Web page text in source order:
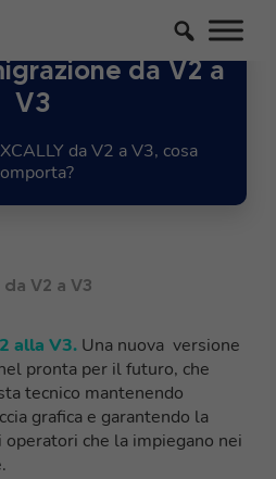
da V2 a
V3
da V2 a V3, cosa
V2 a V3
alla V3. Una nuova versione
pronta per il futuro, che
tecnico mantenendo
grafica e garantendo la
che la impiegano nei